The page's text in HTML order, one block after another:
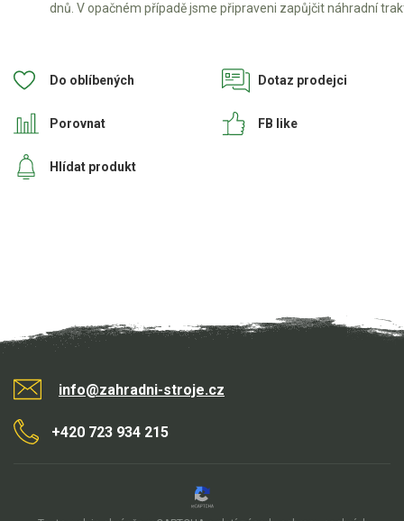
dnů. V opačném případě jsme připraveni zapůjčit náhradní
Do oblíbených
Porovnat
Dotaz prodejci
Hlídat produkt
FB like
info@zahradni-stroje.cz
+420 723 934 215